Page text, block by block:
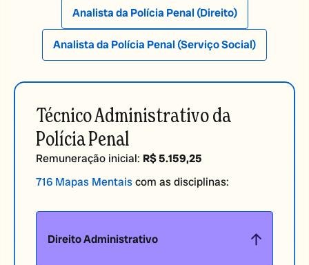
Analista da Polícia Penal (Direito)
Analista da Polícia Penal (Serviço Social)
Técnico Administrativo da
Polícia Penal
Remuneração inicial: R$ 5.159,25
716 Mapas Mentaiscom as disciplinas:
Direito Administrativo